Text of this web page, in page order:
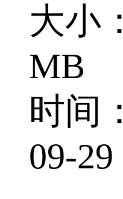
大小
MB
时间
09-29